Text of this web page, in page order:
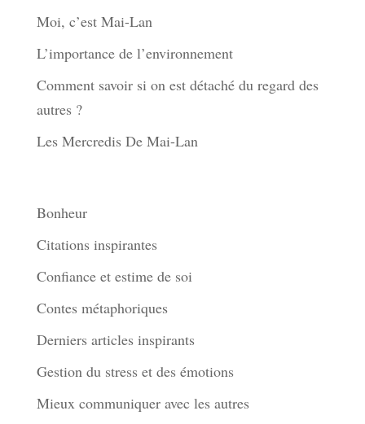
Moi, c’est Mai-Lan
L’importance de l’environnement
Comment savoir si on est détaché du regard des
autres ?
Les Mercredis De Mai-Lan
Bonheur
Citations inspirantes
Confiance et estime de soi
Contes métaphoriques
Derniers articles inspirants
Gestion du stress et des émotions
Mieux communiquer avec les autres